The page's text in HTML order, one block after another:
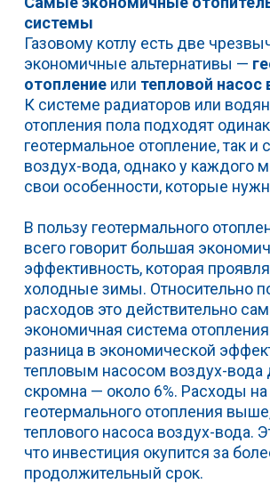
системы
Газовому котлу есть две
экономичные альтернативы —
отопление или тепловой насос
К системе радиаторов или
отопления пола подходят
геотермальное отопление, так и
воздух-вода, однако у каждого
свои особенности, которые
В пользу геотермального
всего говорит большая
эффективность, которая
холодные зимы. Относительно
расходов это действительно
экономичная система
разница в экономической
тепловым насосом воздух-вода
скромна — около 6%. Расходы на
геотермального отопления
теплового насоса воздух-вода.
что инвестиция окупится за
продолжительный срок.